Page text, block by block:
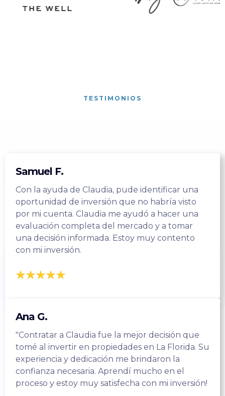
TESTIMONIOS
Samuel F.
Con la ayuda de Claudia, pude identificar una
oportunidad de inversión que no habría visto
por mi cuenta. Claudia me ayudó a hacer una
evaluación completa del mercado y a tomar
una decisión informada. Estoy muy contento
con mi inversión.
Ana G.
"Contratar a Claudia fue la mejor decisión que
tomé al invertir en propiedades en La Florida. Su
experiencia y dedicación me brindaron la
confianza necesaria. Aprendí mucho en el
proceso y estoy muy satisfecha con mi inversión!